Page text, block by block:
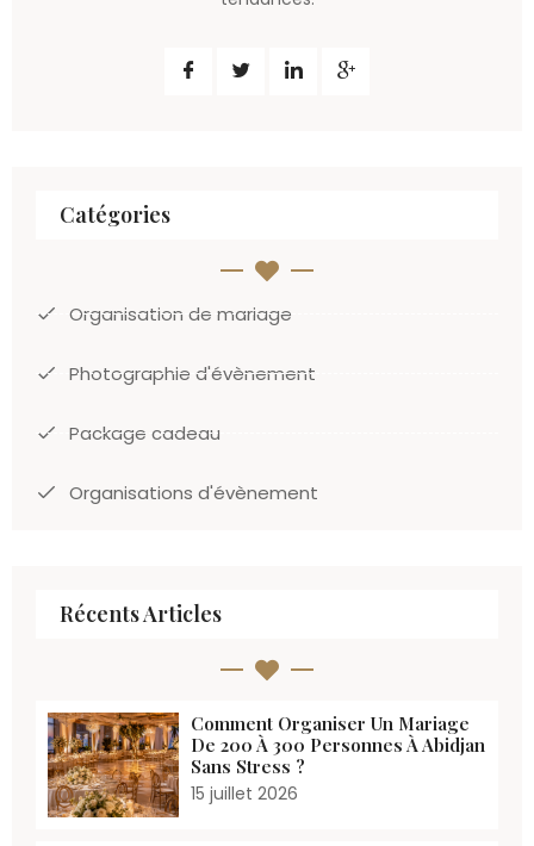
Catégories
Organisation de mariage
Photographie d'évènement
Package cadeau
Organisations d'évènement
Récents Articles
Comment Organiser Un Mariage
De 200 À 300 Personnes À Abidjan
Sans Stress ?
15 juillet 2026